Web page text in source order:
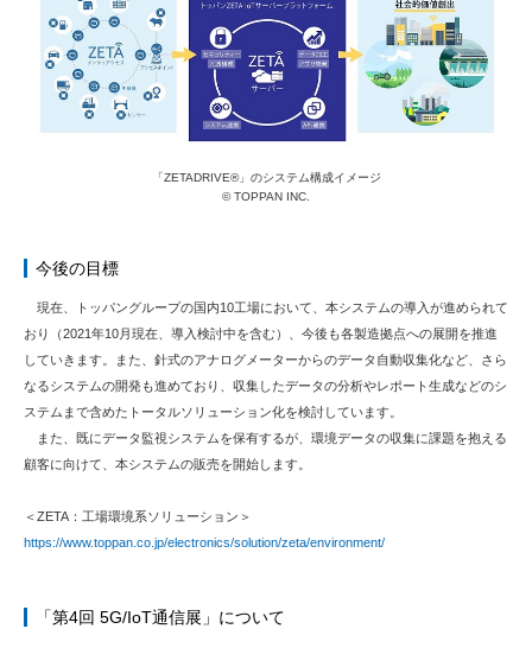
「ZETADRIVE®」のシステム構成イメージ
© TOPPAN INC.
今後の目標
現在、トッパングループの国内10工場において、本システムの導入が進められて
おり（2021年10月現在、導入検討中を含む）、今後も各製造拠点への展開を推進
していきます。また、針式のアナログメーターからのデータ自動収集化など、さら
なるシステムの開発も進めており、収集したデータの分析やレポート生成などのシ
ステムまで含めたトータルソリューション化を検討しています。
また、既にデータ監視システムを保有するが、環境データの収集に課題を抱える
顧客に向けて、本システムの販売を開始します。
＜ZETA：工場環境系ソリューション＞
https://www.toppan.co.jp/electronics/solution/zeta/environment/
「第4回 5G/IoT通信展」について